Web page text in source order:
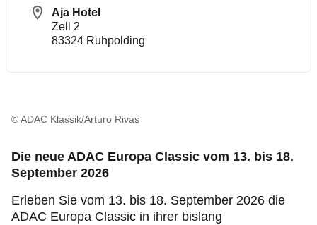
Aja Hotel
Zell 2
83324 Ruhpolding
© ADAC Klassik/Arturo Rivas
Die neue ADAC Europa Classic vom 13. bis 18.
September 2026
Erleben Sie vom 13. bis 18. September 2026 die
ADAC Europa Classic in ihrer bislang